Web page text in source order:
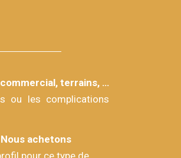
terrains, …
ou les complications
Nous achetons